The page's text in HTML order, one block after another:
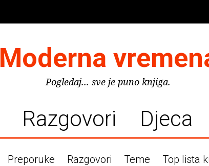
Moderna
Pogledaj... sve je puno knjiga.
Razgovori Djeca
Preporuke Razgovori Teme Top lista